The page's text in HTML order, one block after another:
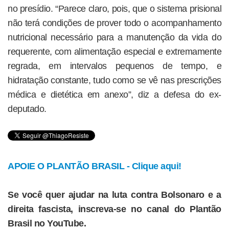
no presídio. “Parece claro, pois, que o sistema prisional
não terá condições de prover todo o acompanhamento
nutricional necessário para a manutenção da vida do
requerente, com alimentação especial e extremamente
regrada, em intervalos pequenos de tempo, e
hidratação constante, tudo como se vê nas prescrições
médica e dietética em anexo”, diz a defesa do ex-
deputado.
APOIE O PLANTÃO BRASIL - Clique aqui!
Se você quer ajudar na luta contra Bolsonaro e a
direita fascista, inscreva-se no canal do Plantão
Brasil no YouTube.